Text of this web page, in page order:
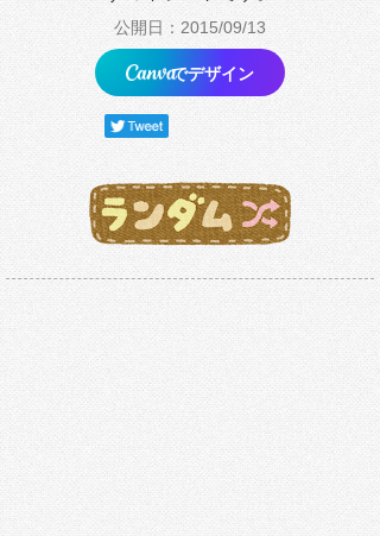
公開日：2015/09/13
でデザイン